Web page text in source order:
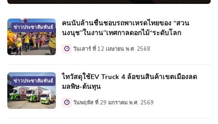
ข่าวประชาสัมพันธ์
คนนับล้านชื่นชอบรถพาเหรดไทยของ “สวน
นงนุช”ในงาน”เทศกาลดอกไม้“ระดับโลก
วันเสาร์ ที่ 12 เมษายน พ.ศ. 2568
ข่าวประชาสัมพันธ์
ไทวัสดุใช้EV Truck 4 ล้อขนสินค้าเขตเมืองลด
มลพิษ-ต้นทุน
วันพฤหัส ที่ 29 มกราคม พ.ศ. 2569